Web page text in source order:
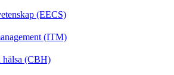
(EECS)
(ITM)
hälsa (CBH)